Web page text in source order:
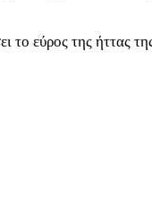
εύρος της ήττας